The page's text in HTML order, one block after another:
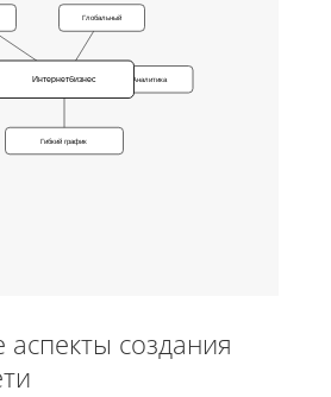
Глобальный
Аналитика
Гибкий график
Интернетбизнес
аспекты создания